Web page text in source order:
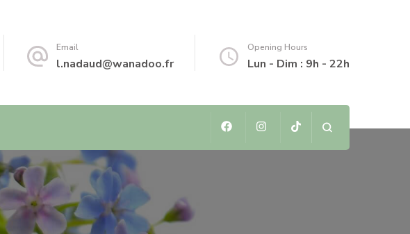
Email
l.nadaud@wanadoo.fr
Opening Hours
Lun - Dim : 9h - 22h